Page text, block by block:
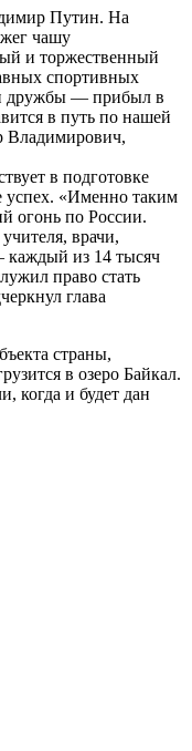
Путин. На
чашу
и торжественный
спортивных
дружбы — прибыл в
в путь по нашей
Владимирович,
в подготовке
успех. «Именно таким
огонь по России.
врачи,
каждый из 14 тысяч
право стать
глава
страны,
в озеро Байкал.
когда и будет дан